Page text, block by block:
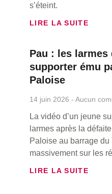
s’éteint.
LIRE LA SUITE
Pau : les larmes
supporter ému
Paloise
14 juin 2026 Aucun
La vidéo d’un jeune
larmes après la
Paloise au barrage du
massivement sur les
LIRE LA SUITE